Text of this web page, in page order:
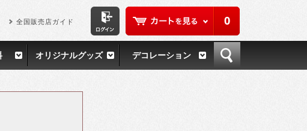
0
全国販売店ガイド
オリジナルグッズ デコレーション